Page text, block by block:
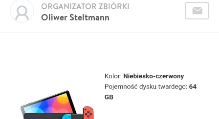
Oliwer Steltmann
ORGANIZATOR ZBIÓRKI